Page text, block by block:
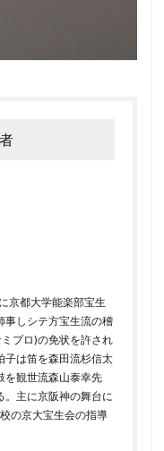
京都大学能楽部宝生
事しシテ方宝生流の稽
プロ)の免状を許され
子は笛を森田流杉信太
を観世流森山泰幸先
。主に京阪神の舞台に
の京大宝生会の指導